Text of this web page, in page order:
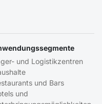
und Logistikzentren
und Bars
und